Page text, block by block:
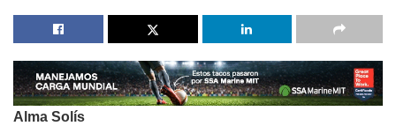
Alma Solís